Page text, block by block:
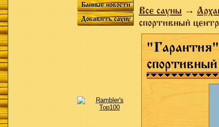
Банные новости
Добавить сауну
Все сауны→
спортивный центр